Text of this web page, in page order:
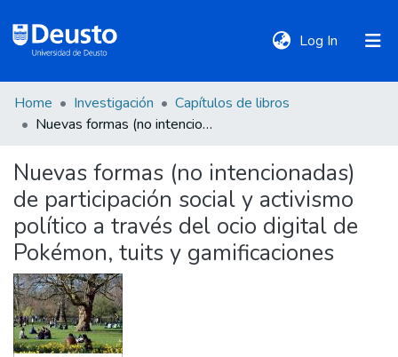
Log In (current)
DeustoTeka
Communities
&
Collections
All of DSpace
Statistics
Home Investigación
Capítulos de libros
Nuevas formas (no intencionadas) de participación social y activismo político a través del ocio digital de Pokémon, tuits y gamificaciones
Nuevas formas (no intencionadas)
de participación social y activismo
político a través del ocio digital de
Pokémon, tuits y gamificaciones